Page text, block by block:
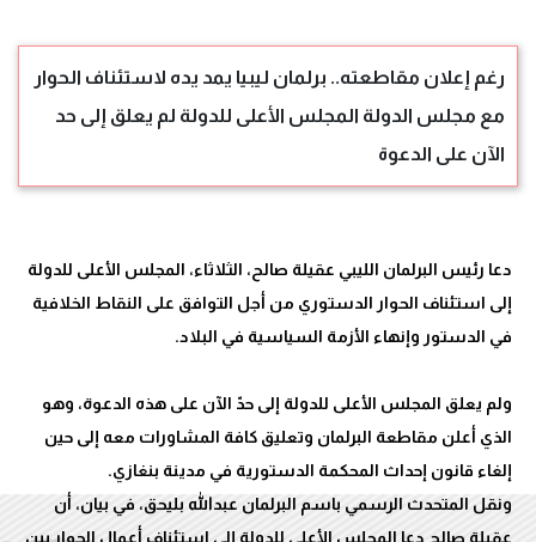
رغم إعلان مقاطعته.. برلمان ليبيا يمد يده لاستئناف الحوار
مع مجلس الدولة المجلس الأعلى للدولة لم يعلق إلى حد
الآن على الدعوة
دعا رئيس البرلمان الليبي عقيلة صالح، الثلاثاء، المجلس الأعلى للدولة
إلى استئناف الحوار الدستوري من أجل التوافق على النقاط الخلافية
ولم يعلق المجلس الأعلى للدولة إلى حدّ الآن على هذه الدعوة، وهو
الذي أعلن مقاطعة البرلمان وتعليق كافة المشاورات معه إلى حين
ونقل المتحدث الرسمي باسم البرلمان عبدالله بليحق، في بيان، أن
عقيلة صالح دعا المجلس الأعلى للدولة إلى استئناف أعمال الحوار بين